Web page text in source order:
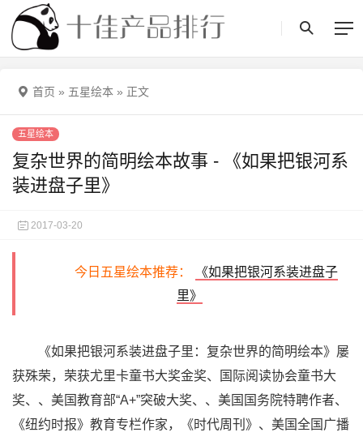
首页 » 五星绘本 » 正文
五星绘本
复杂世界的简明绘本故事 - 《如果把银河系
装进盘子里》
2017-03-20
今日五星绘本推荐：
《如果把银河系装进盘子
里》
《如果把银河系装进盘子里：复杂世界的简明绘本》屡
获殊荣，荣获尤里卡童书大奖金奖、国际阅读协会童书大
奖、、美国教育部“A+”突破大奖、、美国国务院特聘作者、
《纽约时报》教育专栏作家，《时代周刊》、美国全国广播